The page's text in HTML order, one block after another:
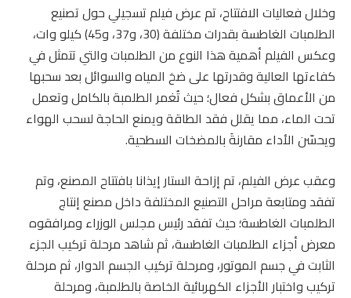
وخلال فعاليات الافتتاح، تم عرض فيلم تسجيلي حول تصنيع
الطلمبات الغاطسة بقدرات مختلفة (30، و37، و45) كيلو وات،
وعكس الفيلم أهمية هذا النوع من الطلمبات والتي تتمثل في
كفاءتها العالية وقدرتها على ضخ المياه والسوائل بعد سحبها
من الأعماق بشكل فعال؛ حيث تُغمر الطلمبة بالكامل وتعمل
تحت الماء، مما يقلل فقد الطاقة ويمنع الحاجة لسحب الهواء
ويحسّن الأداء مقارنةَ بالمضخات السطحية.
وعقب عرض الفيلم، تم إزاحة الستار إيذانا بافتتاح المصنع، وتم
تفقد ومتابعة مراحل التصنيع المختلفة داخل مصنع إنتاج
الطلمبات الغاطسة؛ حيث تفقد رئيس مجلس الوزراء ومرافقوه
معرض أجزاء الطلمبات الغاطسة، ثم شاهد مرحلة تركيب الجزء
الثابت في جسم الموتور، ومرحلة تركيب الجسم الدوار، ثم مرحلة
تركيب واختبار الأجزاء الكهربائية الخاصة بالطلمبة، ومرحلة